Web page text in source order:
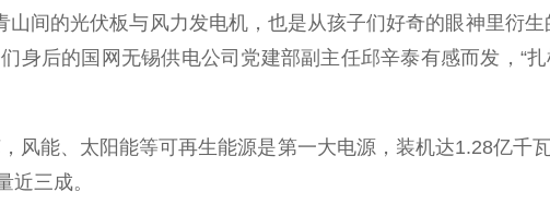
间的光伏板与风力发电机，也是从孩子们好奇的眼神里衍
身后的国网无锡供电公司党建部副主任邱辛泰有感而发，“
能、太阳能等可再生能源是第一大电源，装机达1.28亿千
近三成。